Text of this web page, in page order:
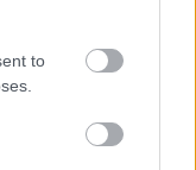
to